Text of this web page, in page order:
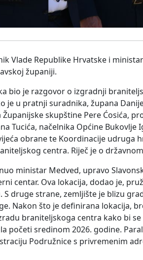
Vlade Republike Hrvatske i
županiji.
bio je razgovor o izgradnji
je u pratnji suradnika, župana
skupštine Pere Ćosića,
Tucića, načelnika Općine
obrane te Koordinacije udruga
centra. Riječ je o
ministar Medved, upravo
centar. Ova lokacija, dodao je,
S druge strane, zemljište je blizu
Nakon što je definirana lokacija,
braniteljskoga centra kako bi
početi sredinom 2026. godine.
Podružnice s privremenim